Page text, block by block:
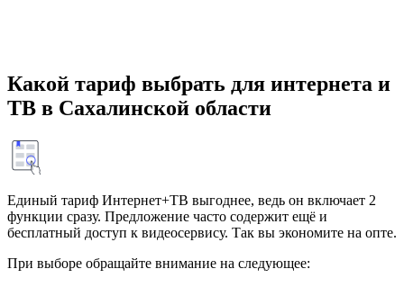
Какой тариф выбрать для интернета и
ТВ в Сахалинской области
Единый тариф Интернет+ТВ выгоднее, ведь он включает 2
функции сразу. Предложение часто содержит ещё и
бесплатный доступ к видеосервису. Так вы экономите на опте.
При выборе обращайте внимание на следующее: